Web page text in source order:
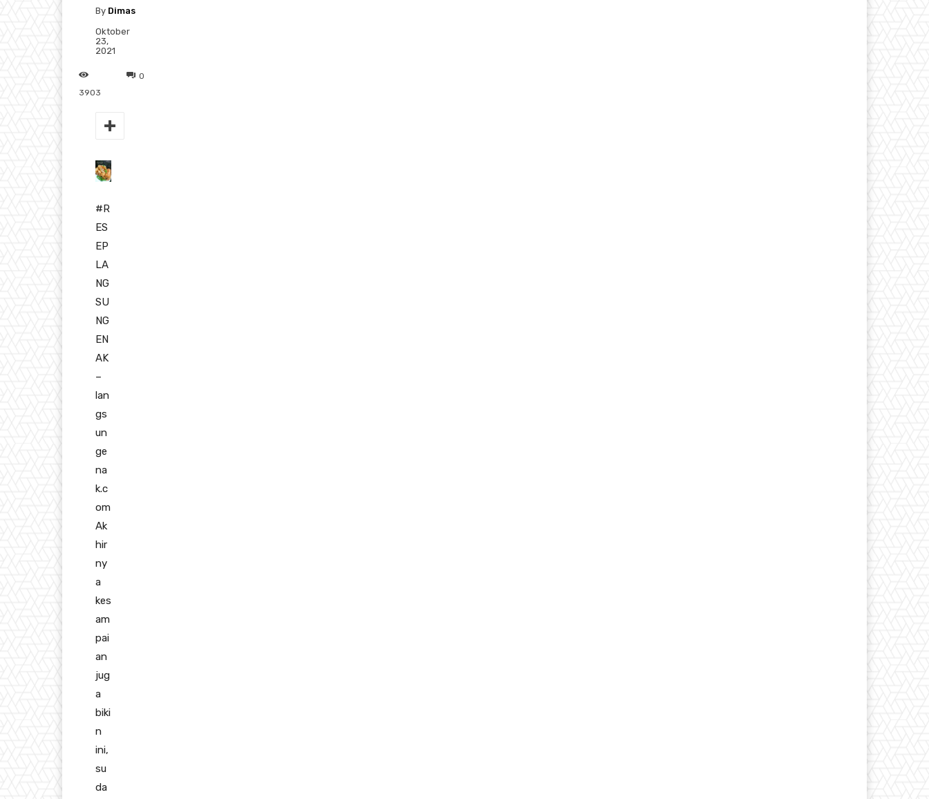
By Dimas
Oktober
23,
2021
0
3903
#R
ES
EP
LA
NG
SU
NG
EN
AK
–
lan
gs
un
ge
na
k.c
om
Ak
hir
ny
a
kes
am
pai
an
jug
a
biki
n
ini,
su
da